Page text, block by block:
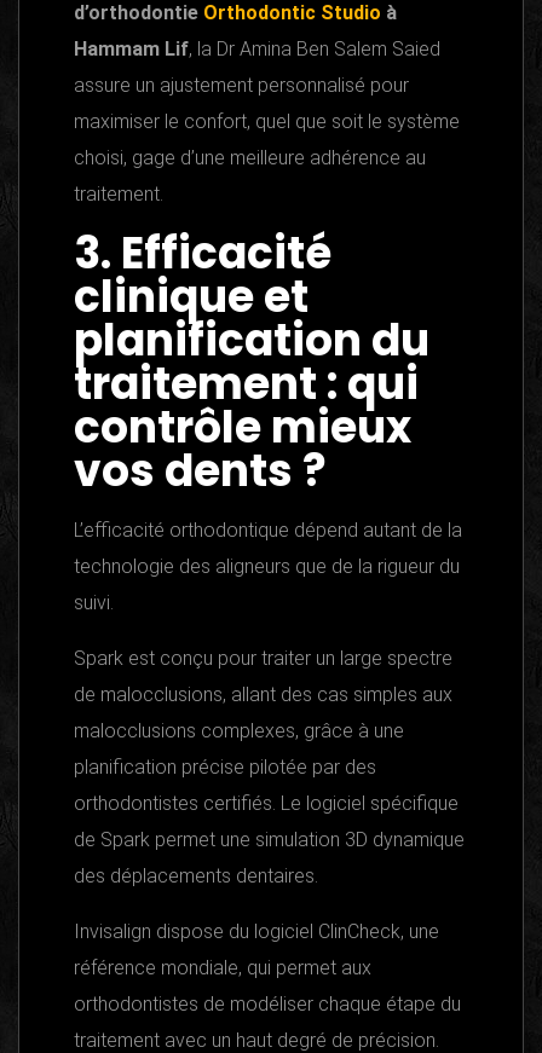
d’orthodontie Orthodontic Studio à
Hammam Lif, la Dr Amina Ben Salem Saied
assure un ajustement personnalisé pour
maximiser le confort, quel que soit le système
choisi, gage d’une meilleure adhérence au
traitement.
3. Efficacité
clinique et
planification du
traitement : qui
contrôle mieux
vos dents ?
L’efficacité orthodontique dépend autant de la
technologie des aligneurs que de la rigueur du
suivi.
Spark est conçu pour traiter un large spectre
de malocclusions, allant des cas simples aux
malocclusions complexes, grâce à une
planification précise pilotée par des
orthodontistes certifiés. Le logiciel spécifique
de Spark permet une simulation 3D dynamique
des déplacements dentaires.
Invisalign dispose du logiciel ClinCheck, une
référence mondiale, qui permet aux
orthodontistes de modéliser chaque étape du
traitement avec un haut degré de précision.